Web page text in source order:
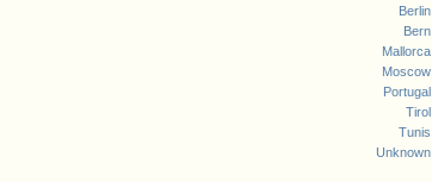
Berlin
Bern
Mallorca
Moscow
Portugal
Tirol
Tunis
Unknown